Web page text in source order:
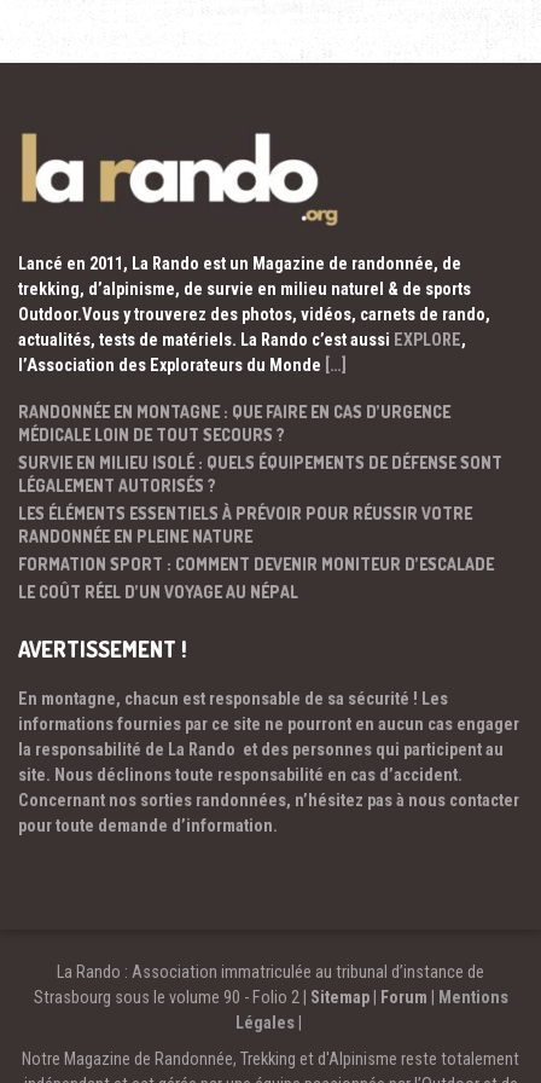
Lancé en 2011, La Rando est un Magazine de randonnée, de
trekking, d’alpinisme, de survie en milieu naturel & de sports
Outdoor.Vous y trouverez des photos, vidéos, carnets de rando,
actualités, tests de matériels. La Rando c’est aussi EXPLORE,
l’Association des Explorateurs du Monde […]
RANDONNÉE EN MONTAGNE : QUE FAIRE EN CAS D’URGENCE
MÉDICALE LOIN DE TOUT SECOURS ?
SURVIE EN MILIEU ISOLÉ : QUELS ÉQUIPEMENTS DE DÉFENSE SONT
LÉGALEMENT AUTORISÉS ?
LES ÉLÉMENTS ESSENTIELS À PRÉVOIR POUR RÉUSSIR VOTRE
RANDONNÉE EN PLEINE NATURE
FORMATION SPORT : COMMENT DEVENIR MONITEUR D’ESCALADE
LE COÛT RÉEL D’UN VOYAGE AU NÉPAL
AVERTISSEMENT !
En montagne, chacun est responsable de sa sécurité ! Les
informations fournies par ce site ne pourront en aucun cas engager
la responsabilité de La Rando et des personnes qui participent au
site. Nous déclinons toute responsabilité en cas d’accident.
Concernant nos sorties randonnées, n’hésitez pas à nous contacter
pour toute demande d’information.
La Rando : Association immatriculée au tribunal d’instance de
Strasbourg sous le volume 90 - Folio 2 | Sitemap| Forum
Mentions
Légales
Notre Magazine de Randonnée, Trekking et d'Alpinisme reste totalement